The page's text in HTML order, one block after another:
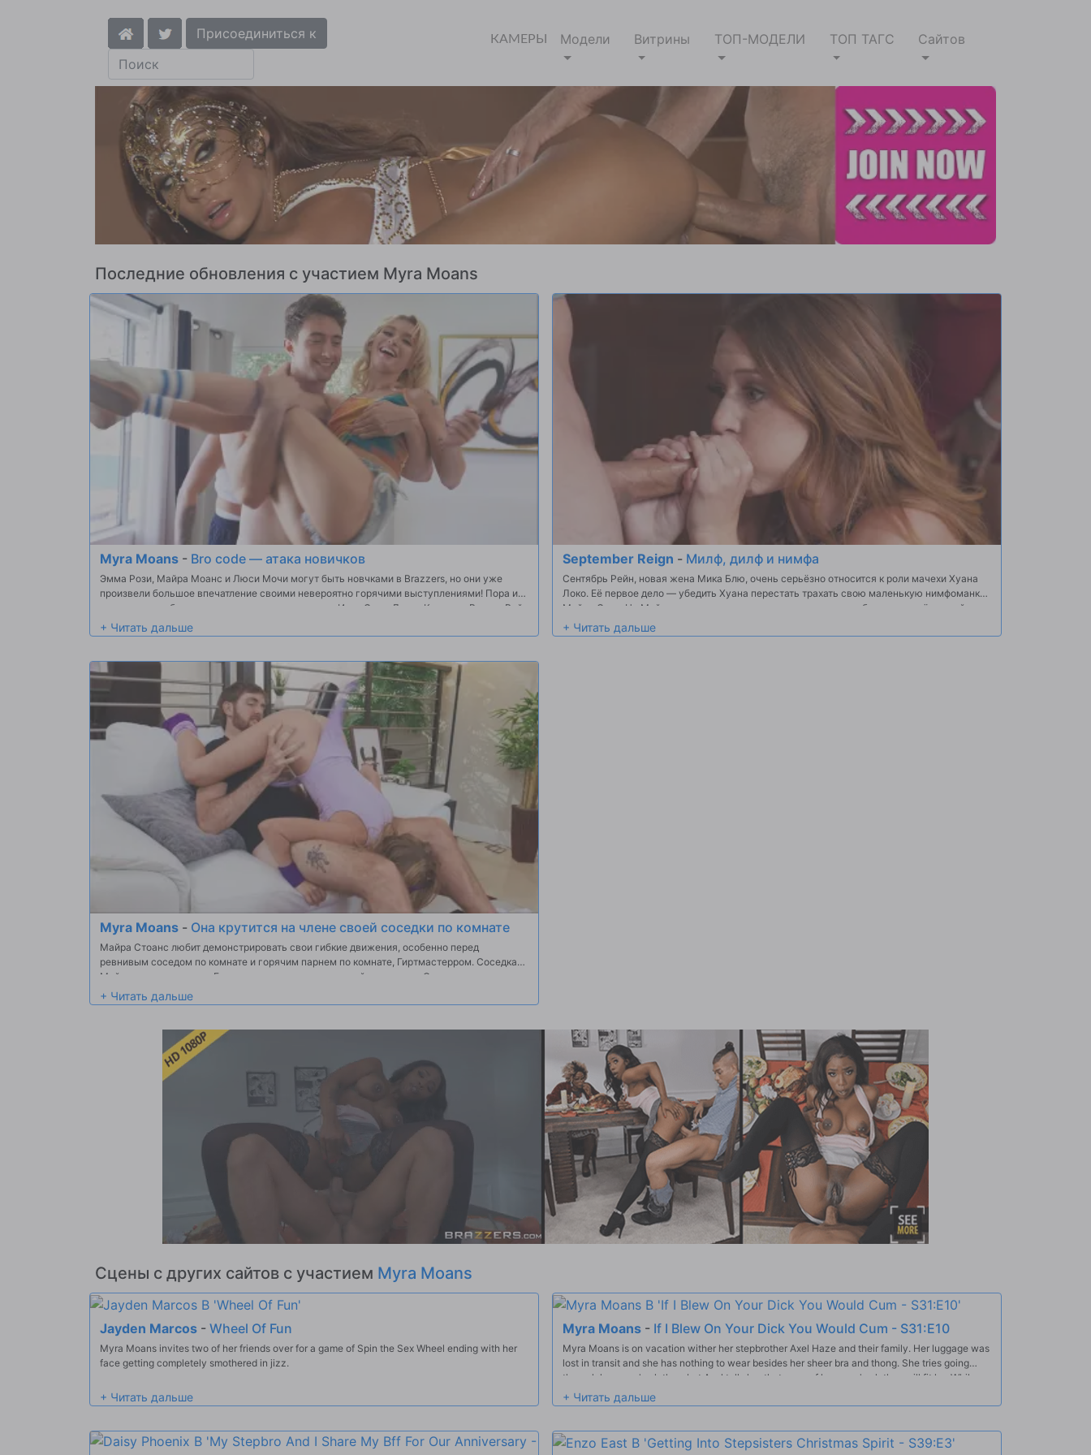
Присоединиться к КАМЕРЫ Модели Витрины ТОП-МОДЕЛИ ТОП ТАГС Сайтов
Последние обновления с участием Myra Moans
Myra Moans - Bro code — атака новичков
Эмма Рози, Майра Моанс и Люси Мочи могут быть новчками в Brazzers, но они уже
произвели большое впечатление своими невероятно горячими выступлениями! Пора им
встретиться с братьями и посмотреть, смогут ли Итан Сикс, Логан Ксандер, Виктор Рэй,
Джимми Бад и Голливуд Кэш выполнить свои требования. Но сначала пора
расслабиться и повеселиться! С большим задним двором и множеством развлечений
веселье не заканчивается, потому что, вернувшись внутрь, всем пора раздеваться для
большой оргии в день открытия!
September Reign - Милф, дилф и нимфа
Сентябрь Рейн, новая жена Мика Блю, очень серьёзно относится к роли мачехи Хуана
Локо. Её первое дело — убедить Хуана перестать трахать свою маленькую нимфоманку,
Майру Стон. Но Майра на несколько шагов впереди и уже пробралась за её спиной.
Когда сентябрь застает Майру за интенсивным минет Хуана, она не может не смотреть.
Майра выплёвывает сперму на подглядывающую мачеху, за что её тут же выгоняют.
Myra Moans - Она крутится на члене своей соседки по комнате
Майра Стоанс любит демонстрировать свои гибкие движения, особенно перед
ревнивым соседом по комнате и горячим парнем по комнате, Гиртмастерром. Соседка
Майры устал и говорит Гиртмастерру следовать за ней в спальню. Он делает вид, что не
смотрит, и соглашается встретиться с ней там. Тем временем член Гиртмастерра растёт
при мысли о тугой, влажной киске Майры. Майра замечает большую эрекцию и с
Сцены с других сайтов с участием Myra Moans
Jayden Marcos - Wheel Of Fun
Myra Moans invites two of her friends over for a game of Spin the Sex Wheel ending with her
face getting completely smothered in jizz.
Myra Moans - If I Blew On Your Dick You Would Cum - S31:E10
Myra Moans is on vacation wither her stepbrother Axel Haze and their family. Her luggage was
lost in transit and she has nothing to wear besides her sheer bra and thong. She tries going
through her mom's clothes, but Axel tells her that none of her mom's clothes will fit her.While
Myra is teasing Axel with her body, the delivery guy shows up with her suitcase. Axel insists
he'll go get it and Myra rewards his dedication by offering to fuck him. Of course Axel wants
demonstrates his commitment to Myra's pleasure by laying her on the couch and eating her
out, then finger fucking her. Myra is quick to suck her stepbrother off in return.Climbing back